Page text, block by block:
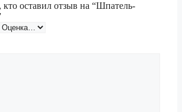
кто оставил отзыв на “Шпатель-